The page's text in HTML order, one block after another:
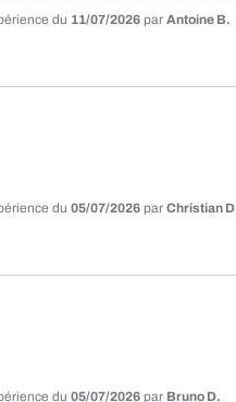
du 11/07/2026 parAntoine B.
du05/07/2026 parChristian
du05/07/2026 par Bruno D.